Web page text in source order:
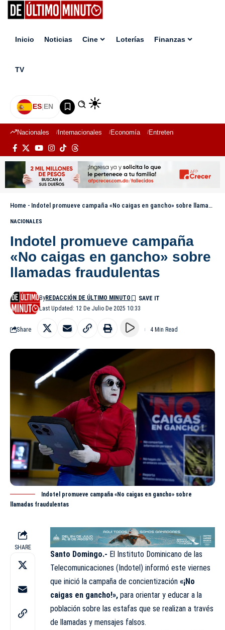
Inicio Noticias Cine Loterías Finanzas
TV
ES|EN
Nacionales Internacionales Economía Entretenimiento
Home - Indotel promueve campaña «No caigas en gancho» sobre llamadas fraudulentas
NACIONALES
Indotel promueve campaña
«No caigas en gancho» sobre
llamadas fraudulentas
Last Updated: 12 De Julio De 2025 10:33
ByREDACCIÓN DE ÚLTIMO MINUTO
Share 4 Min Read
Indotel promueve campaña «No caigas en gancho» sobre
llamadas fraudulentas
SHARE
Santo Domingo.- El Instituto Dominicano de las
Telecomunicaciones (Indotel) informó este viernes
que inició la campaña de concientización «¡No
caigas en gancho!», para orientar y educar a la
población sobre las estafas que se realizan a través
de llamadas y mensajes falsos.